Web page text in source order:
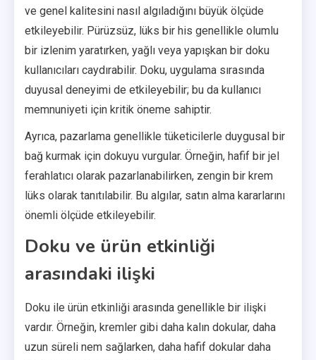
ve genel kalitesini nasıl algıladığını büyük ölçüde
etkileyebilir. Pürüzsüz, lüks bir his genellikle olumlu
bir izlenim yaratırken, yağlı veya yapışkan bir doku
kullanıcıları caydırabilir. Doku, uygulama sırasında
duyusal deneyimi de etkileyebilir; bu da kullanıcı
memnuniyeti için kritik öneme sahiptir.
Ayrıca, pazarlama genellikle tüketicilerle duygusal bir
bağ kurmak için dokuyu vurgular. Örneğin, hafif bir jel
ferahlatıcı olarak pazarlanabilirken, zengin bir krem
lüks olarak tanıtılabilir. Bu algılar, satın alma kararlarını
önemli ölçüde etkileyebilir.
Doku ve ürün etkinliği
arasındaki ilişki
Doku ile ürün etkinliği arasında genellikle bir ilişki
vardır. Örneğin, kremler gibi daha kalın dokular, daha
uzun süreli nem sağlarken, daha hafif dokular daha